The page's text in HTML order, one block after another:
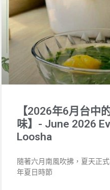
【2026年6月台中
味】- June 2026
Loosha
隨著六月南風吹拂，夏天正
年夏日時節